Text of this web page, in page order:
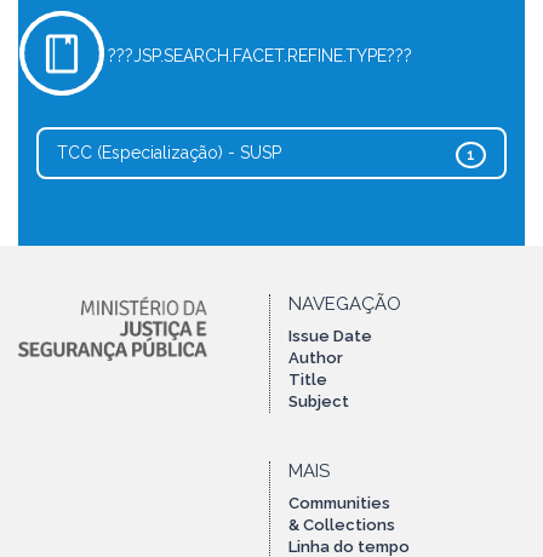
???JSP.SEARCH.FACET.REFINE.TYPE???
1
TCC (Especialização) - SUSP
NAVEGAÇÃO
Issue Date
Author
Title
Subject
MAIS
Communities
& Collections
Linha do tempo